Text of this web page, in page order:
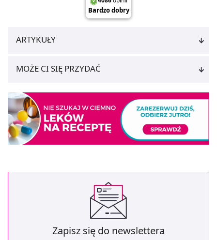
ARTYKUŁY
MOŻE CI SIĘ PRZYDAĆ
Zapisz się do newslettera